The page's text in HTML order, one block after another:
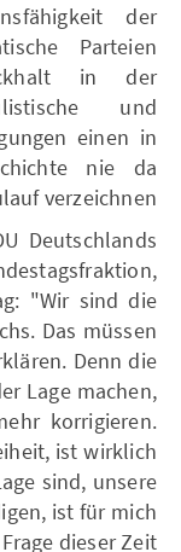
der
Parteien
in der
und
einen in
nie da
verzeichnen.
Deutschlands
"Wir sind die
Das müssen
Denn die
Lage machen,
korrigieren.
ist wirklich
sind, unsere
ist für mich
dieser Zeit.“